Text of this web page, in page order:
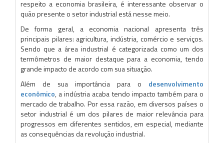
respeito a economia brasileira, é interessante observar o
quão presente o setor industrial está nesse meio.
De forma geral, a economia nacional apresenta três
principais pilares: agricultura, indústria, comércio e serviços.
Sendo que a área industrial é categorizada como um dos
termômetros de maior destaque para a economia, tendo
grande impacto de acordo com sua situação.
Além de sua importância para o desenvolvimento
econômico, a indústria acaba tendo impacto também para o
mercado de trabalho. Por essa razão, em diversos países o
setor industrial é um dos pilares de maior relevância para
progressos em diferentes sentidos, em especial, mediante
as consequências da revolução industrial.